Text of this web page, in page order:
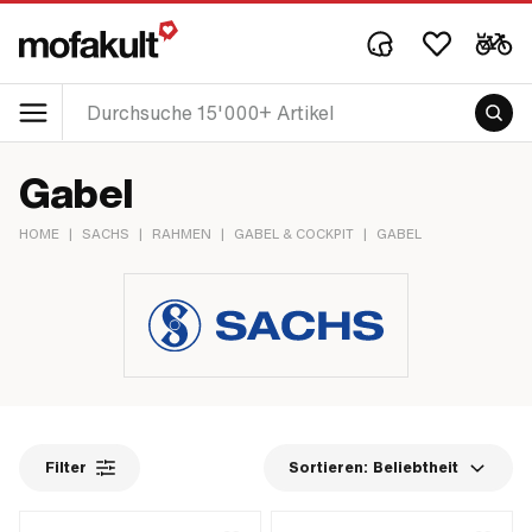
Gabel
HOME | SACHS | RAHMEN | GABEL & COCKPIT | GABEL
Filter Sortieren: Beliebtheit